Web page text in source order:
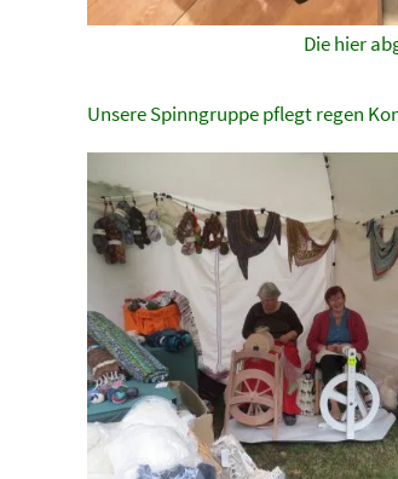
Die hier
Unsere Spinngruppe pflegt regen